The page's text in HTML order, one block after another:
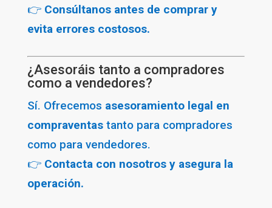
👉 Consúltanos antes de comprar y
evita errores costosos.
¿Asesoráis tanto a compradores
como a vendedores?
Sí. Ofrecemos asesoramiento legal en
compraventastanto para compradores
como para vendedores.
👉 Contacta con nosotros y asegura la
operación.